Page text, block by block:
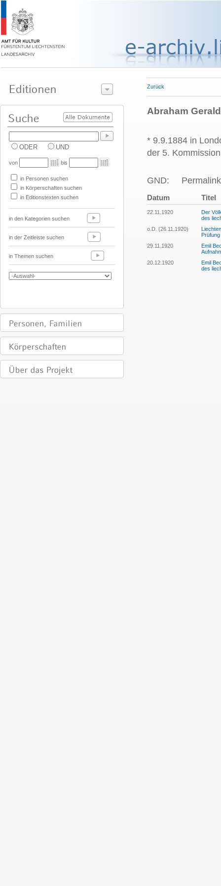
ODER UND
von bis
in Personen suchen
in Körperschaften suchen
in Editionstexten suchen
in den Kategorien suchen
in der Zeitleiste suchen
in Themen suchen
Zurück
Abraham
* 9.9.1884 in
der 5.
GND:
Datum Titel
22.11.1920
Der
des
o.D. (26.11.1920)
29.11.1920
Emil
20.12.1920
Emil
des